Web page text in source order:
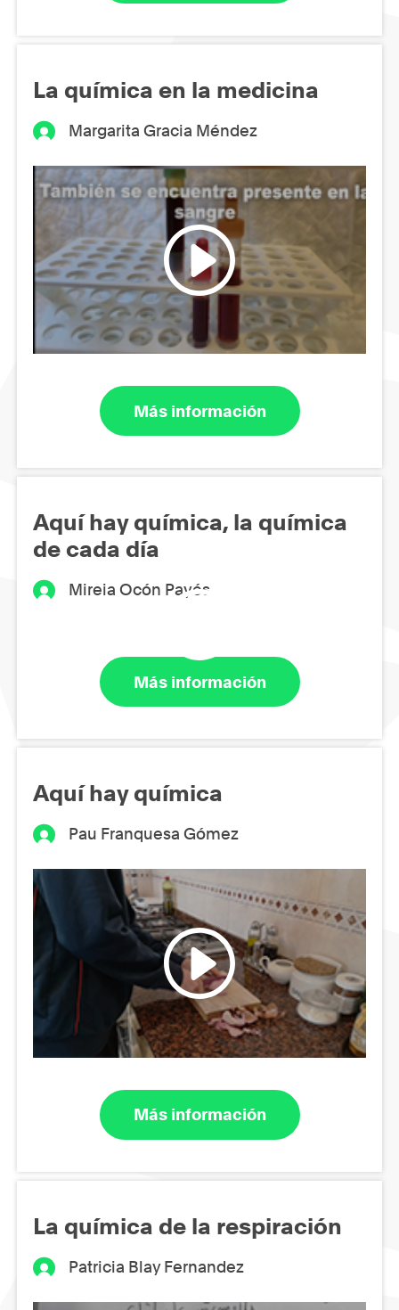
La química en la medicina
Margarita Gracia Méndez
Más información
Aquí hay química, la química
de cada día
Mireia Ocón Payés
Más información
Aquí hay química
Pau Franquesa Gómez
Más información
La química de la respiración
Patricia Blay Fernandez